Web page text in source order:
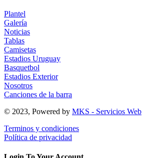
Plantel
Galería
Noticias
Tablas
Camisetas
Estadios Uruguay
Basquetbol
Estadios Exterior
Nosotros
Canciones de la barra
© 2023, Powered by MKS - Servicios Web
Terminos y condiciones
Política de privacidad